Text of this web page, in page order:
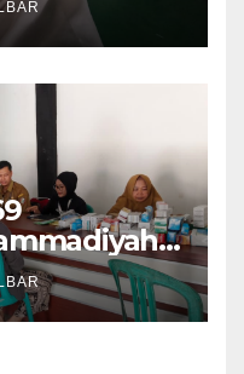
Dua Tim,
Dampingi
Lansia